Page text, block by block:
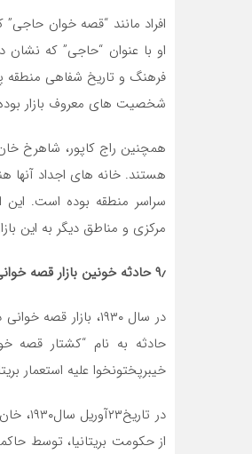
افراد مانند “قصه‌ خوان
او با عنوان “حاجی” که
فرهنگ و تاریخ شفاهی منطقه
شخصیت‌ های معروف بازار
همچنین راج کاپور، شاهرخ
هستند. خانه های اجداد آنها
سراسر منطقه بوده است. این
مرکزی و مناطق دیگر به این
۹٫ حادثه خونین بازار قصه خوانی:
در سال ۱۹۳۰،
حادثه به نام “کشتار قصه
خیبرپختونخوا علیه استعمار
در
از حکومت بریتانیا، توسط